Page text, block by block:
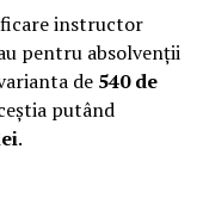
instructor
pentru absolvenții
de 540 de
putând
.